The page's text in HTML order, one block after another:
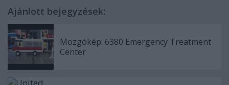
Ajánlott bejegyzések:
Mozgókép: 6380 Emergency Treatment
Center